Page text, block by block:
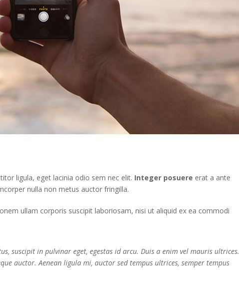
ligula, eget lacinia odio sem nec elit. Integer posuere erat a ante
nulla non metus auctor fringilla.
ullam corporis suscipit laboriosam, nisi ut aliquid ex ea commodi
suscipit in pulvinar eget, egestas id arcu. Duis a enim vel mauris ultrices.
auctor. Aenean ligula mi, auctor sed tempus ultrices, semper tempus